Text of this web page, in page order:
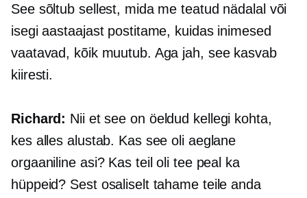
See sõltub sellest, mida me teatud nädalal või
isegi aastaajast postitame, kuidas inimesed
vaatavad, kõik muutub. Aga jah, see kasvab
kiiresti.
Richard: Nii et see on öeldud kellegi kohta,
kes alles alustab. Kas see oli aeglane
orgaaniline asi? Kas teil oli tee peal ka
hüppeid? Sest osaliselt tahame teile anda